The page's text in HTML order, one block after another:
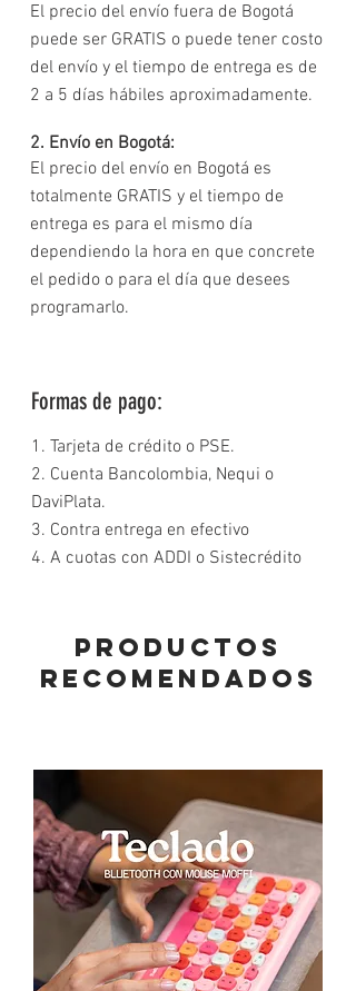
El precio del envío fuera de Bogotá
puede ser GRATIS o puede tener costo
del envío y el tiempo de entrega es de
2 a 5 días hábiles aproximadamente.
2. Envío en Bogotá:
El precio del envío en Bogotá es
totalmente GRATIS y el tiempo de
entrega es para el mismo día
dependiendo la hora en que concrete
el pedido o para el día que desees
programarlo.
Formas de pago:
1. Tarjeta de crédito o PSE.
2. Cuenta Bancolombia, Nequi o
DaviPlata.
3. Contra entrega en efectivo
4. A cuotas con ADDI o Sistecrédito
PRODUCTOS
RECOMENDADOS